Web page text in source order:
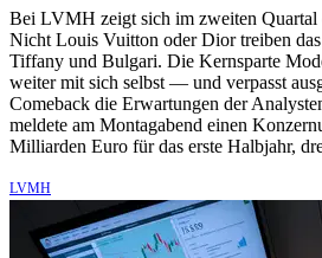
Bei LVMH zeigt sich im zweiten Quartal
Nicht Louis Vuitton oder Dior treiben das
Tiffany und Bulgari. Die Kernsparte
weiter mit sich selbst — und verpasst
Comeback die Erwartungen der
meldete am Montagabend einen
Milliarden Euro für das erste Halbjahr,
LVMH